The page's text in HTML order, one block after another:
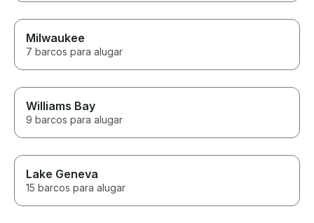
Milwaukee
7 barcos para alugar
Williams Bay
9 barcos para alugar
Lake Geneva
15 barcos para alugar